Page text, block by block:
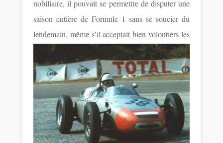
nobiliaire, il pouvait se permettre de disputer une
saison entière de Formule 1 sans se soucier du
lendemain, même s’il acceptait bien volontiers les